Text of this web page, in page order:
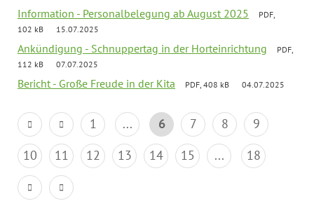
Information - Personalbelegung ab August 2025
PDF,
102 kB
15.07.2025
Ankündigung - Schnuppertag in der Horteinrichtung
PDF,
112 kB
07.07.2025
Bericht - Große Freude in der Kita PDF, 408 kB 04.07.2025
1 ... 6 7 8
9
10
11 12 13 14 15 ... 18